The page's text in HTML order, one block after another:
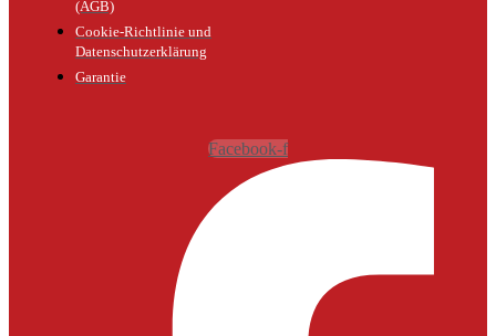
(AGB)
Cookie-Richtlinie und
Datenschutzerklärung
Garantie
Facebook-f